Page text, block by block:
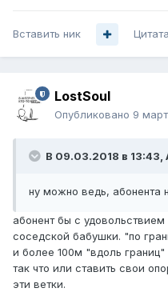
Вставить ник Цитата
LostSoul
Опубликовано 9
В 09.03.2018 в 13:43,
ну можно ведь, абонента
абонент бы с
соседской бабушки. "по
и более 100м "вдоль границ"
так что или ставить свои
эти ветки.